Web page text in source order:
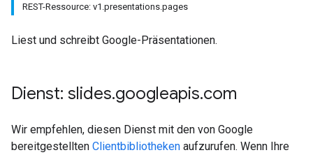
REST-Ressource: v1.presentations.pages
Liest und schreibt Google-Präsentationen.
Dienst: slides.googleapis.com
Wir empfehlen, diesen Dienst mit den von Google
bereitgestellten Clientbibliotheken aufzurufen. Wenn Ihre